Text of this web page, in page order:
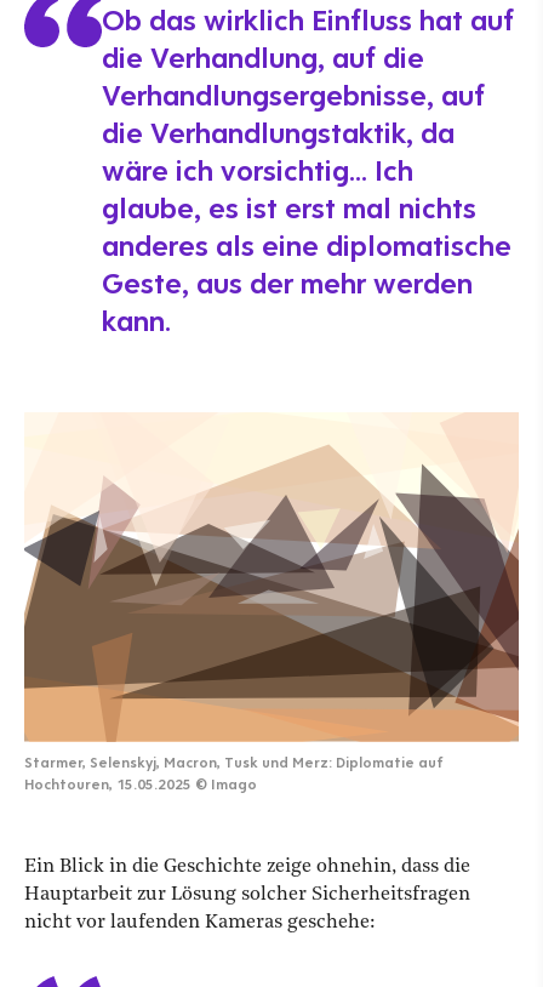
Ob das wirklich Einfluss hat auf
die Verhandlung, auf die
Verhandlungsergebnisse, auf
die Verhandlungstaktik, da
wäre ich vorsichtig... Ich
glaube, es ist erst mal nichts
anderes als eine diplomatische
Geste, aus der mehr werden
kann.
Starmer, Selenskyj, Macron, Tusk und Merz: Diplomatie auf
Hochtouren, 15.05.2025 © Imago
Ein Blick in die Geschichte zeige ohnehin, dass die
Hauptarbeit zur Lösung solcher Sicherheitsfragen
nicht vor laufenden Kameras geschehe: